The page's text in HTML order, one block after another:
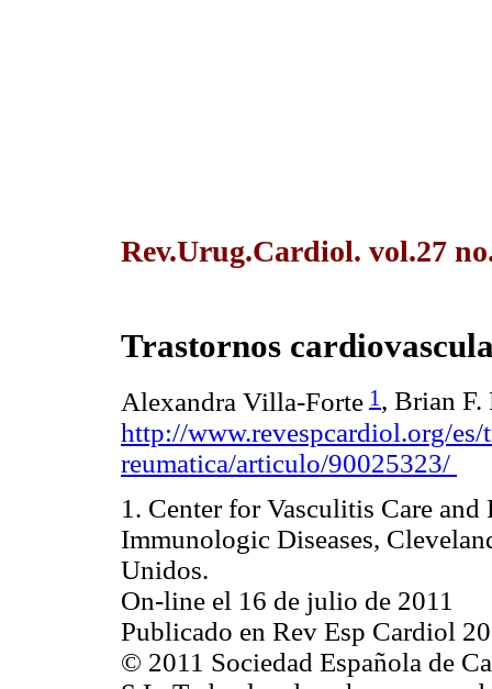
Rev.Urug.Cardiol. vol.27
Trastornos
Alexandra Villa-Forte 1 , Brian
http://www.revespcardiol.org/es/
reumatica/articulo/90025323/
1. Center for Vasculitis Care
Immunologic Diseases,
Unidos.
On-line el 16 de julio de 2011
Publicado en Rev Esp Cardiol
© 2011 Sociedad Española de